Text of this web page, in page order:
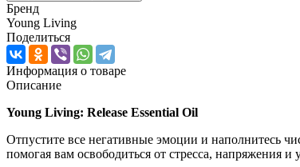
Бренд
Young Living
Поделиться
Информация о товаре
Описание
Young Living: Release Essential Oil
Отпустите все негативные эмоции и наполнитесь
помогая вам освободиться от стресса, напряжения